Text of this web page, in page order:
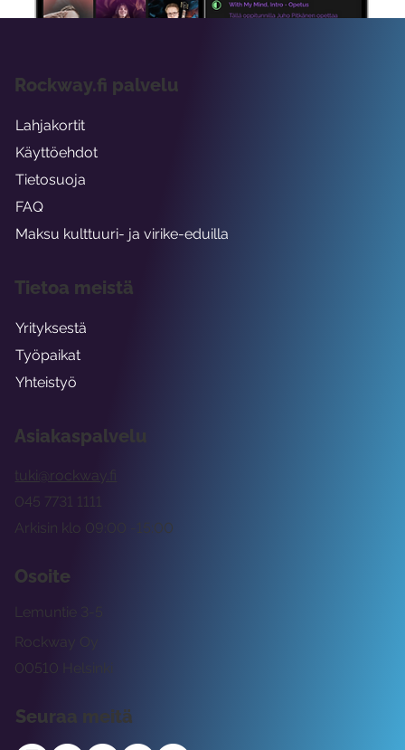
Asiakaspalvelu
tuki@rockway.fi
Arkisin klo 09:00 -15:00
045 7731 1111
Osoite
Rockway Oy
Lemuntie 3-5
00510 Helsinki
Seuraa meitä
Rockway.fi palvelu
Lahjakortit
Käyttöehdot
Tietosuoja
FAQ
Maksu kulttuuri- ja virike-eduilla
Tietoa meistä
Yrityksestä
Työpaikat
Yhteistyö